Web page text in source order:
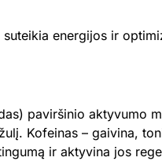
energijos ir
paviršinio aktyvumo
Kofeinas – gaivina,
ir aktyvina jos